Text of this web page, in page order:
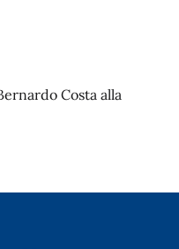
Costa alla